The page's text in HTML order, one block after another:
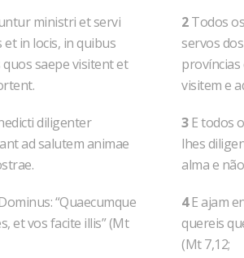
ministri et servi
in locis, in quibus
saepe visitent et
diligenter
ad salutem animae
“Quaecumque
et vos facite illis” (Mt
2Todos
servos
províncias
visitem e
3E todos
lhes
alma e
4E ajam
quereis
(Mt 7,12;